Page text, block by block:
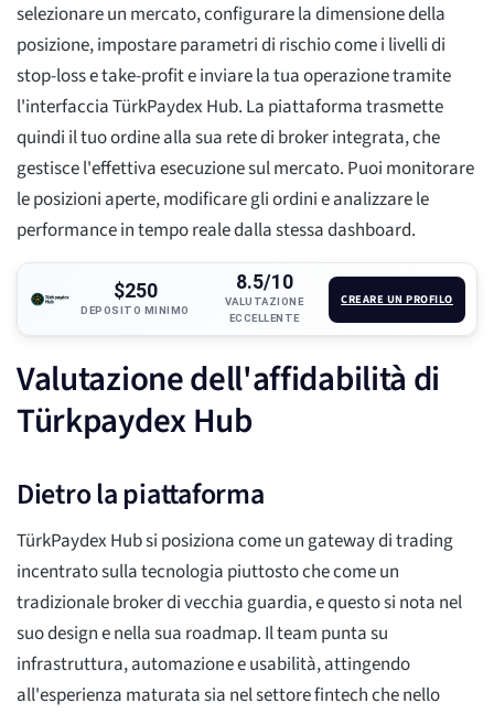
selezionare un mercato, configurare la dimensione della
posizione, impostare parametri di rischio come i livelli di
stop-loss e take-profit e inviare la tua operazione tramite
l'interfaccia TürkPaydex Hub. La piattaforma trasmette
quindi il tuo ordine alla sua rete di broker integrata, che
gestisce l'effettiva esecuzione sul mercato. Puoi monitorare
le posizioni aperte, modificare gli ordini e analizzare le
performance in tempo reale dalla stessa dashboard.
$250
DEPOSITO MINIMO
8.5/10
VALUTAZIONE
ECCELLENTE
CREARE UN PROFILO
Valutazione dell'affidabilità di
Türkpaydex Hub
Dietro la piattaforma
TürkPaydex Hub si posiziona come un gateway di trading
incentrato sulla tecnologia piuttosto che come un
tradizionale broker di vecchia guardia, e questo si nota nel
suo design e nella sua roadmap. Il team punta su
infrastruttura, automazione e usabilità, attingendo
all'esperienza maturata sia nel settore fintech che nello